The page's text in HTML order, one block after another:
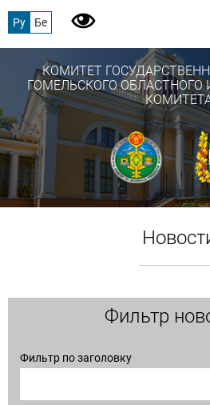
Ру Бе
КОМИТЕТ
ГОМЕЛЬСКОГО ОБЛАСТНОГО
Фильтр
Фильтр по заголовку